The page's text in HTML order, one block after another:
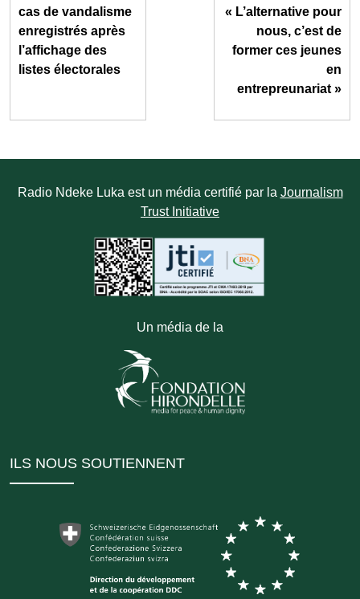
cas de vandalisme
enregistrés après
l’affichage des
listes électorales
« L’alternative pour
nous, c’est de
former ces jeunes
en
entrepreunariat »
Radio Ndeke Luka est un média certifié par la Journalism
Trust Initiative
Un média de la
ILS NOUS SOUTIENNENT